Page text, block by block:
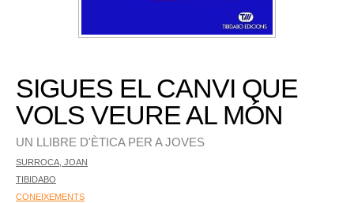
SIGUES EL CANVI QUE
VOLS VEURE AL MÓN
UN LLIBRE D'ÈTICA PER A JOVES
SURROCA, JOAN
TIBIDABO
CONEIXEMENTS